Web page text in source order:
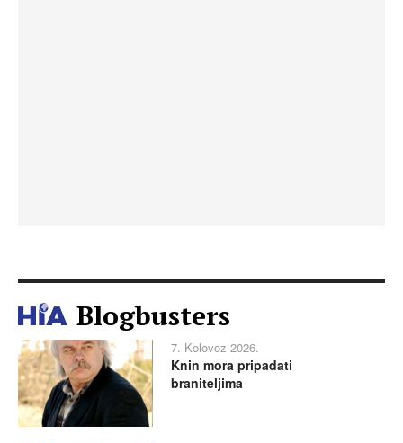
Blogbusters
7. Kolovoz 2026.
Knin mora pripadati
braniteljima